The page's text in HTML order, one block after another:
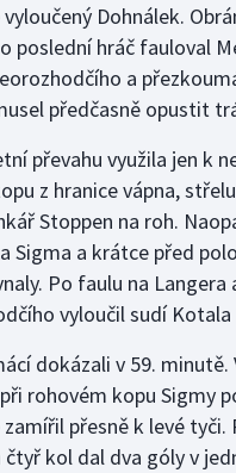
vyloučený Dohnálek.
poslední hráč fauloval
a
předčasně opustit
převahu využila jen k
z hranice vápna,
Stoppen na roh.
Sigma a krátce před
Po faulu na Langera
vyloučil sudí Kotala
dokázali v 59.
rohovém kopu Sigmy
přesně k levé tyči.
čtyř kol dal dva góly v